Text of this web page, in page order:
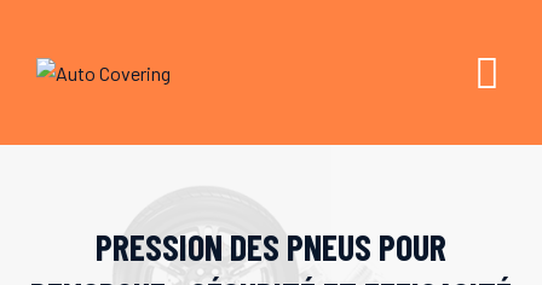
content
PRESSION DES PNEUS POUR